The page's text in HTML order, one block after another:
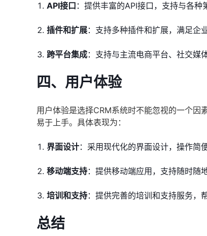
API接口 ：提供丰富的API接口，支持与各种
插件和扩展：支持多种插件和扩展，满足企
跨平台集成：支持与主流电商平台、社交媒
四、用户体验
用户体验是选择CRM系统时不能忽视的一个因
易于上手。具体表现为：
界面设计：采用现代化的界面设计，操作简
移动端支持：提供移动端应用，支持随时随
培训和支持：提供完善的培训和支持服务，
总结